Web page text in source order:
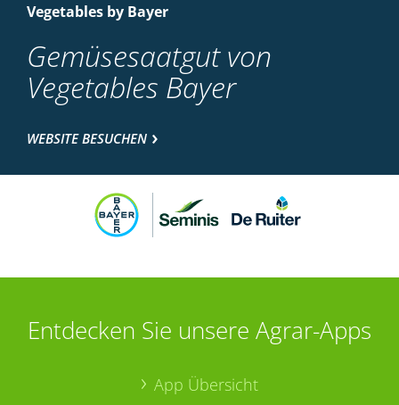
Vegetables by Bayer
Gemüsesaatgut von
Vegetables Bayer
WEBSITE BESUCHEN
Entdecken Sie unsere Agrar-Apps
App Übersicht